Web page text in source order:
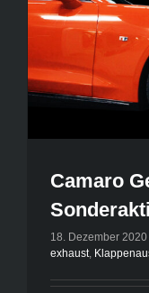
Camaro
18. Dezember 2020
exhaust,